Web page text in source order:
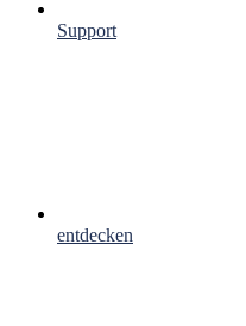
Support
entdecken